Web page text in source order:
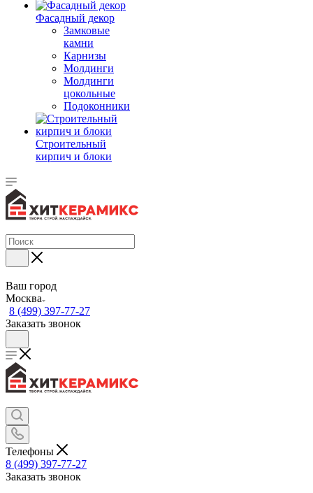
Фасадный декор
Замковые
камни
Карнизы
Молдинги
Молдинги
цокольные
Подоконники
Строительный
кирпич и блоки
Ваш город
Москва
8 (499) 397-77-27
Заказать звонок
Телефоны
8 (499) 397-77-27
Заказать звонок